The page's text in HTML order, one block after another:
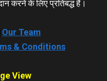
करने के लिए प्रतिबद्ध हैं।
Our Team
& Conditions
View